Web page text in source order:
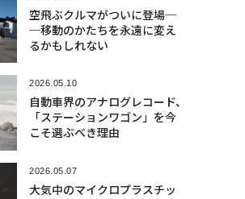
空飛ぶクルマがついに登場─
─移動のかたちを永遠に変え
るかもしれない
2026.05.10
自動車界のアナログレコード、
「ステーションワゴン」を今
こそ選ぶべき理由
2026.05.07
大気中のマイクロプラスチッ